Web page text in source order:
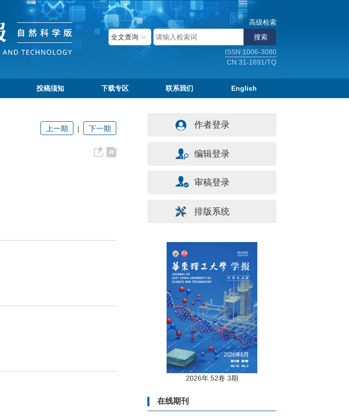
高级检索
ISSN 1006-3080
CN 31-1691/TQ
投稿须知 下载专区 联系我们 English
上一期
| 下一期 作者登录
编辑登录
审稿登录
排版系统
2026年 52卷 3期
在线期刊